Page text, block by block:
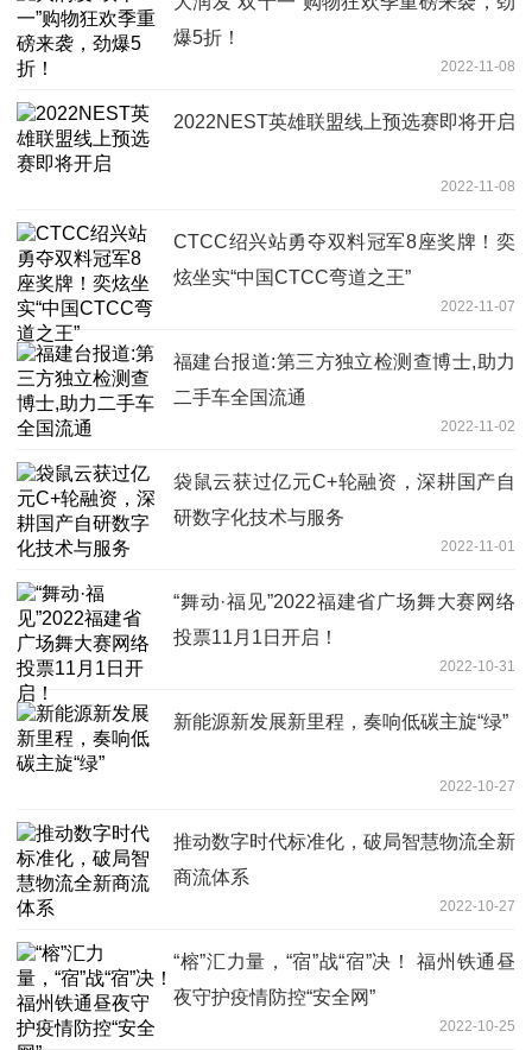
爆5折！
2022-11-08
2022NEST英雄联盟线上预选赛即将开启
2022-11-08
CTCC绍兴站勇夺双料冠军8座奖牌！奕
炫坐实“中国CTCC弯道之王”
2022-11-07
福建台报道:第三方独立检测查博士,助力
二手车全国流通
2022-11-02
袋鼠云获过亿元C+轮融资，深耕国产自
研数字化技术与服务
2022-11-01
“舞动·福见”2022福建省广场舞大赛网络
投票11月1日开启！
2022-10-31
新能源新发展新里程，奏响低碳主旋“绿”
2022-10-27
推动数字时代标准化，破局智慧物流全新
商流体系
2022-10-27
“榕”汇力量，“宿”战“宿”决！ 福州铁通昼
夜守护疫情防控“安全网”
2022-10-25